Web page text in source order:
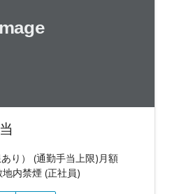
り） (通勤手当上限)月額
内禁煙 (正社員)